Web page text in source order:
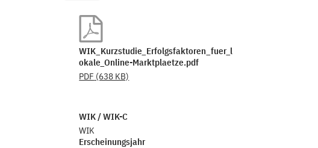
WIK_Kurzstudie_Erfolgsfaktoren_fuer_l
okale_Online-Marktplaetze.pdf
PDF (638 KB)
WIK / WIK-C
WIK
Erscheinungsjahr